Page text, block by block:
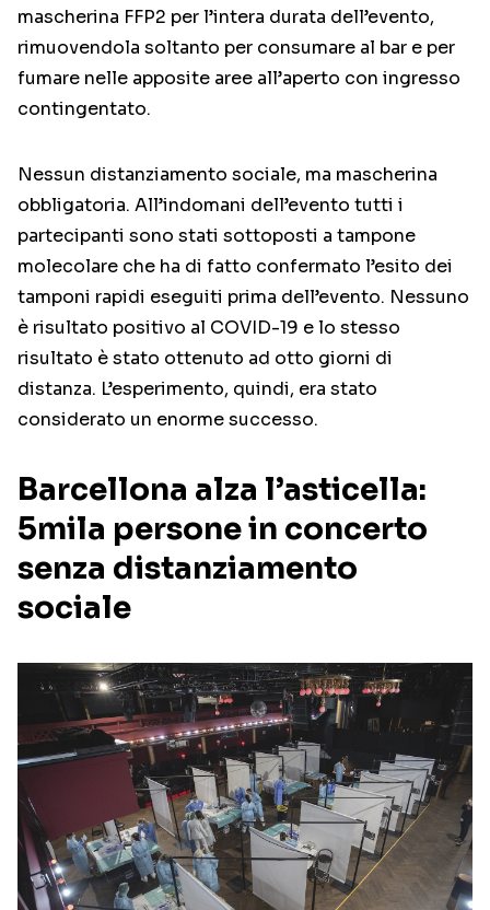
mascherina FFP2 per l’intera durata dell’evento,
rimuovendola soltanto per consumare al bar e per
fumare nelle apposite aree all’aperto con ingresso
contingentato.
Nessun distanziamento sociale, ma mascherina
obbligatoria. All’indomani dell’evento tutti i
partecipanti sono stati sottoposti a tampone
molecolare che ha di fatto confermato l’esito dei
tamponi rapidi eseguiti prima dell’evento. Nessuno
è risultato positivo al COVID-19 e lo stesso
risultato è stato ottenuto ad otto giorni di
distanza. L’esperimento, quindi, era stato
considerato un enorme successo.
Barcellona alza l’asticella:
5mila persone in concerto
senza distanziamento
sociale